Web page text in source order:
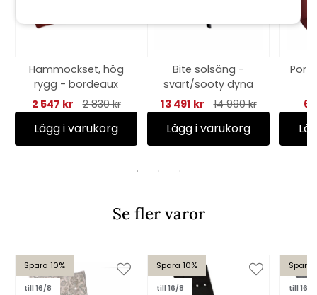
Hammockset, hög
rygg - bordeaux
2 547 kr
2 830 kr
Lägg i varukorg
Bite solsäng -
svart/sooty dyna
13 491 kr
14 990 kr
Lägg i varukorg
Se fler varor
Spara 10%
till 16/8
Spara 10%
till 16/8
Spara
till 16/8